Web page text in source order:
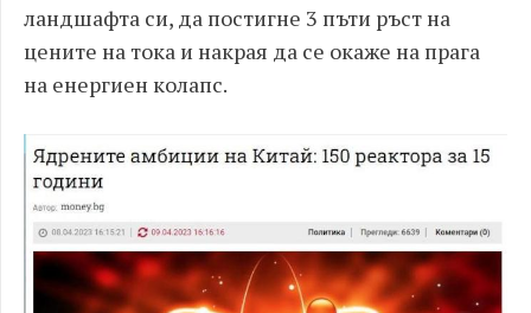
ландшафта си, да постигне 3 пъти ръст на
цените на тока и накрая да се окаже на прага
на енергиен колапс.